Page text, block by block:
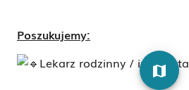
Poszukujemy:
Lekarz rodzinny / internista
map